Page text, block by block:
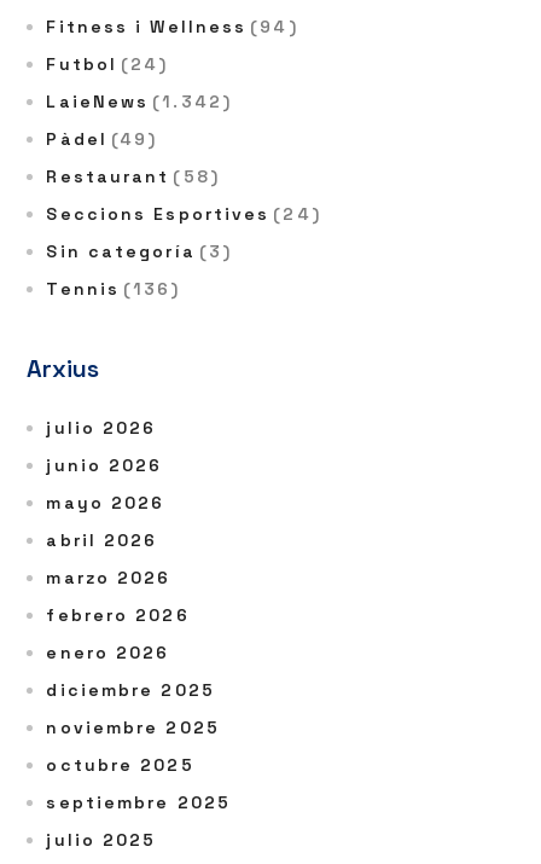
Fitness i Wellness (94)
Futbol (24)
LaieNews (1.342)
Pàdel (49)
Restaurant (58)
Seccions Esportives (24)
Sin categoría (3)
Tennis (136)
Arxius
julio 2026
junio 2026
mayo 2026
abril 2026
marzo 2026
febrero 2026
enero 2026
diciembre 2025
noviembre 2025
octubre 2025
septiembre 2025
julio 2025